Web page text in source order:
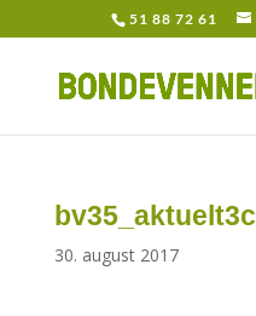
51 88 72 61
bv35_aktuelt3c
30. august 2017